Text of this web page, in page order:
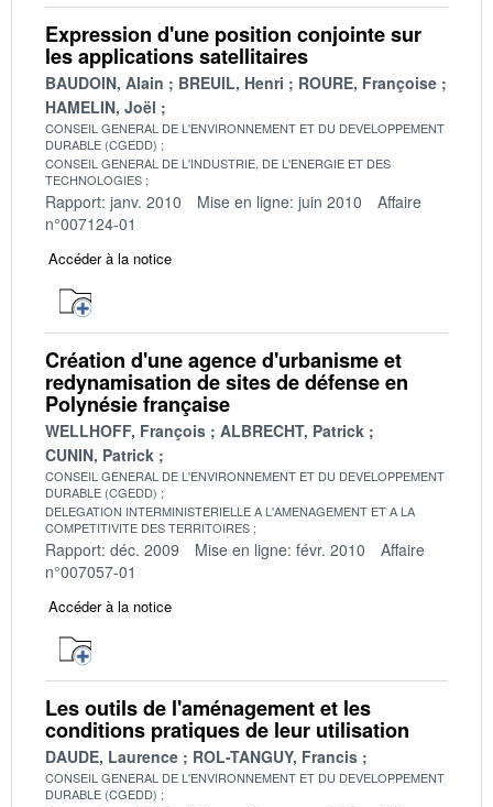
Expression d'une position conjointe sur
les applications satellitaires
BAUDOIN, Alain BREUIL, Henri
ROURE, Françoise
HAMELIN, Joël
CONSEIL GENERAL DE L'ENVIRONNEMENT ET DU DEVELOPPEMENT
DURABLE (CGEDD)
CONSEIL GENERAL DE L'INDUSTRIE, DE L'ENERGIE ET DES
TECHNOLOGIES
Rapport: janv. 2010 Mise en ligne: juin 2010
Affaire
n°007124-01
Accéder à la notice
Création d'une agence d'urbanisme et
redynamisation de sites de défense en
Polynésie française
WELLHOFF, François
ALBRECHT, Patrick
CUNIN, Patrick
CONSEIL GENERAL DE L'ENVIRONNEMENT ET DU DEVELOPPEMENT
DURABLE (CGEDD)
DELEGATION INTERMINISTERIELLE A L'AMENAGEMENT ET A LA
COMPETITIVITE DES TERRITOIRES
Rapport: déc. 2009 Mise en ligne: févr. 2010
Affaire
n°007057-01
Accéder à la notice
Les outils de l'aménagement et les
conditions pratiques de leur utilisation
DAUDE, Laurence ROL-TANGUY, Francis
CONSEIL GENERAL DE L'ENVIRONNEMENT ET DU DEVELOPPEMENT
DURABLE (CGEDD)